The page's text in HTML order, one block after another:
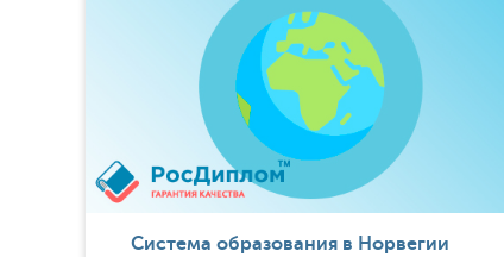
Система образования в Норвегии